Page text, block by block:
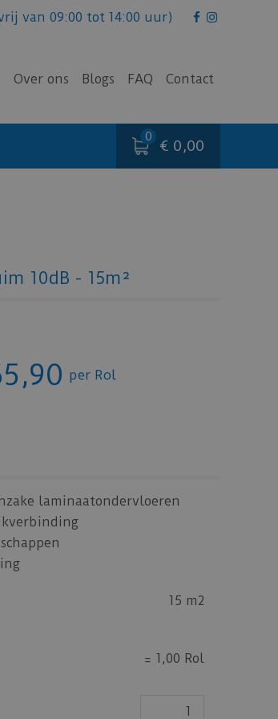
van 09:00 tot 14:00 uur)
Over ons Blogs FAQ Contact
€ 0,00
10dB - 15m²
,90 per Rol
laminaatondervloeren
15 m2
= 1,00 Rol